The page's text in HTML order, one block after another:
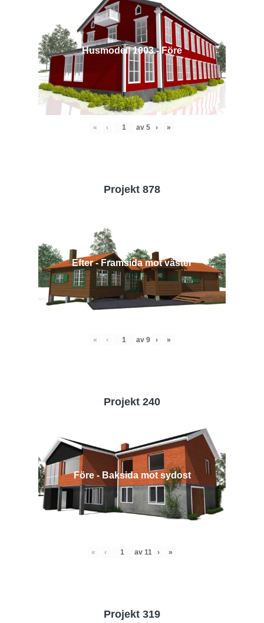
Husmodell 1003 - Före
« ‹ av 5 › »
Projekt 878
Efter - Framsida mot väster
« ‹ av 9 › »
Projekt 240
Före - Baksida mot sydost
« ‹ av 11 › »
Projekt 319